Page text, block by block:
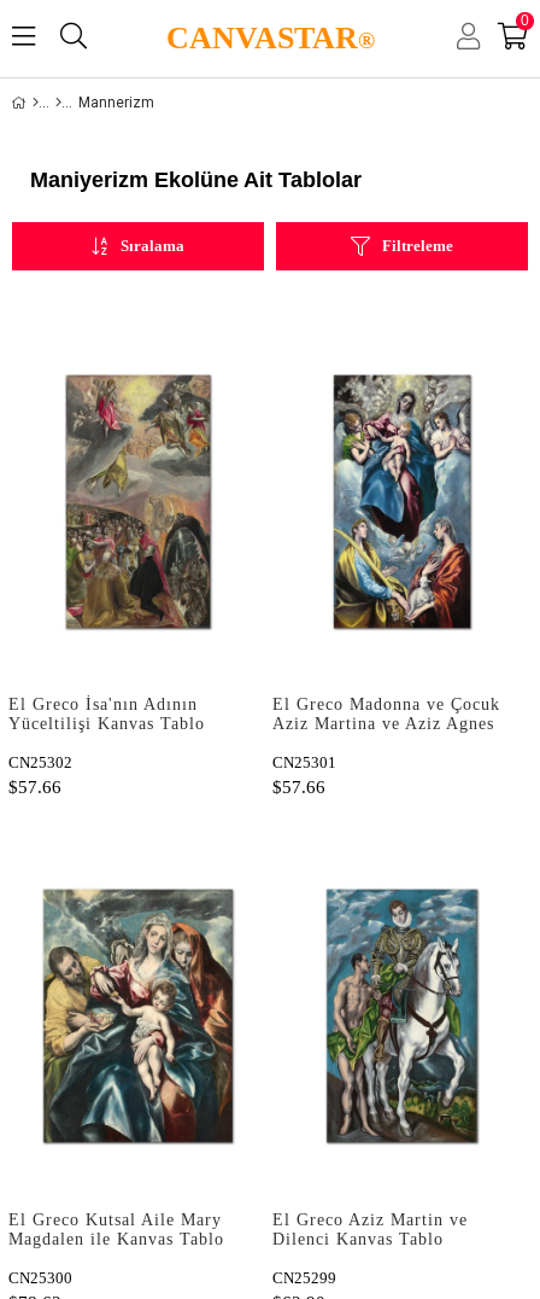
CANVASTAR®
0
Mannerizm
Maniyerizm Ekolüne Ait Tablolar
Filtreleme
Sıralama
El Greco İsa'nın Adının
Yüceltilişi Kanvas Tablo
CN25302
$57.66
El Greco Madonna ve Çocuk
Aziz Martina ve Aziz Agnes
CN25301
$57.66
El Greco Kutsal Aile Mary
Magdalen ile Kanvas Tablo
CN25300
El Greco Aziz Martin ve
Dilenci Kanvas Tablo
CN25299